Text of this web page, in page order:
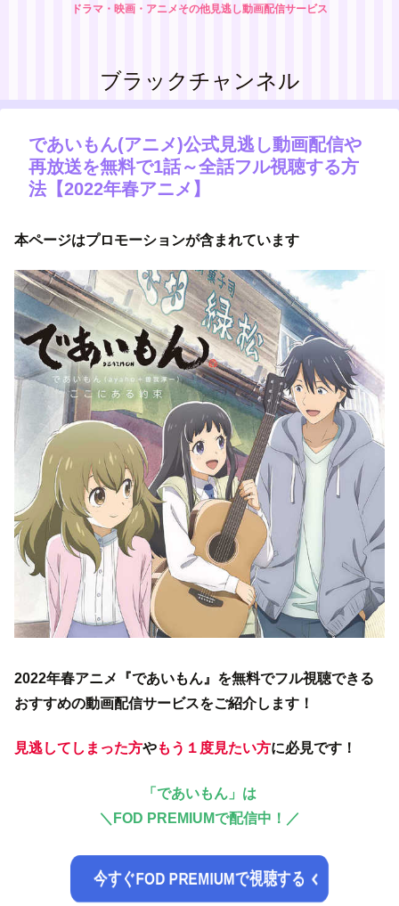
ドラマ・映画・アニメその他見逃し動画配信サービス
ブラックチャンネル
であいもん(アニメ)公式見逃し動画配信や
再放送を無料で1話～全話フル視聴する方
法【2022年春アニメ】
本ページはプロモーションが含まれています
2022年春アニメ『であいもん』を無料でフル視聴できる
おすすめの動画配信サービスをご紹介します！
見逃してしまった方やもう１度見たい方に必見です！
「であいもん」は
＼ FOD PREMIUMで配信中！／
今すぐFOD PREMIUMで視聴する